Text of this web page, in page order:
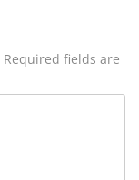
Required fields are